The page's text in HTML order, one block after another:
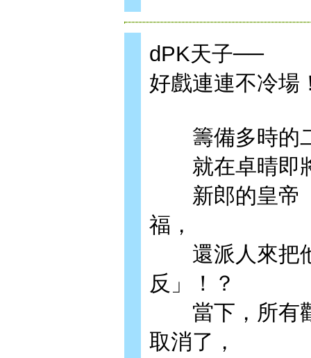
dPK天子──
好戲連連不冷場
籌備多時的
就在卓晴即將
新郎的皇帝「
福，
還派人來把他
反」！？
當下，所有觀
取消了，